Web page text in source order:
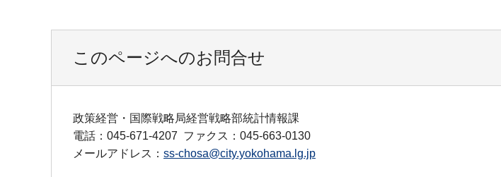
このページへのお問合せ
政策経営・国際戦略局経営戦略部統計情報課
電話：045-671-4207 ファクス：045-663-0130
メールアドレス： ss-chosa@city.yokohama.lg.jp